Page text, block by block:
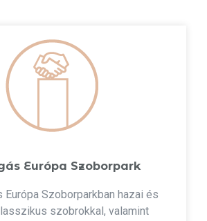
Európa Szoborpark
Európa Szoborparkban hazai és
szobrokkal, valamint